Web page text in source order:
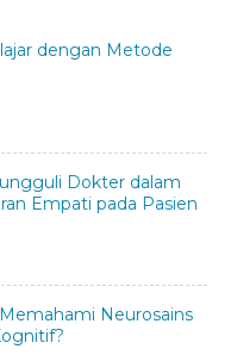
dengan Metode
Dokter dalam
Empati pada Pasien
Neurosains